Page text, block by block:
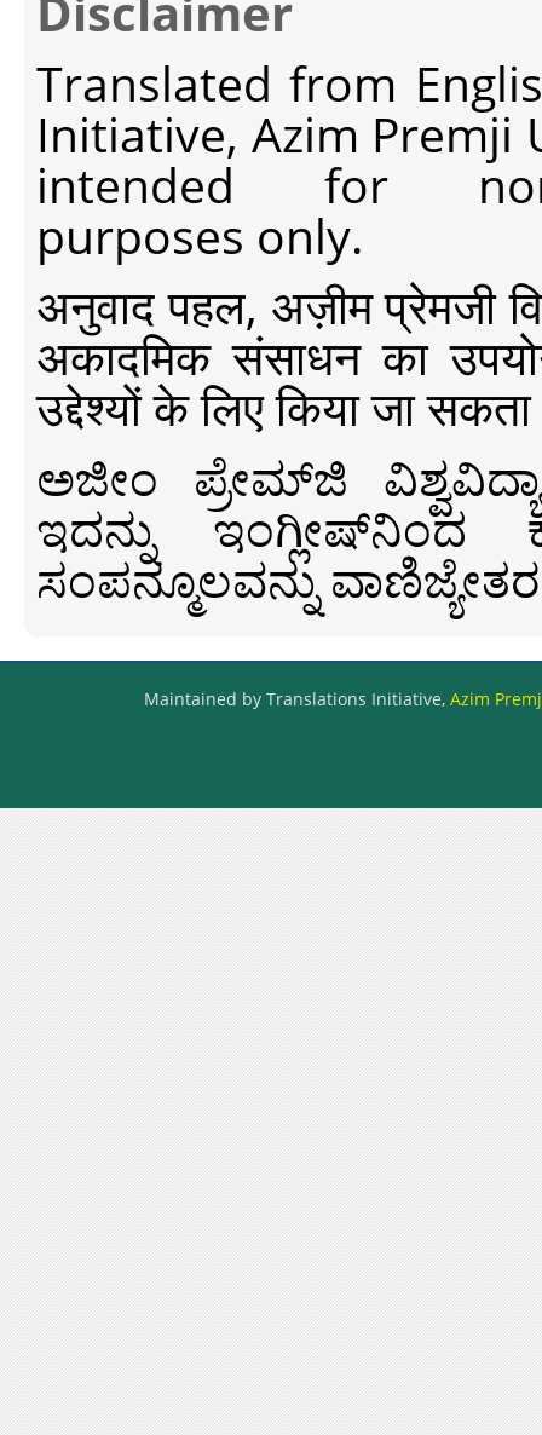
Translated from
Initiative, Azim Premji
intended for non-
purposes only.
अनुवाद पहल, अज़ीम प्रेमजी
अकादमिक संसाधन का
उद्देश्यों के लिए किया जा
ಅಜೀಂ ಪ್ರೇಮ್‍ಜಿ
ಇದನ್ನು ಇಂಗ್ಲೀಷ್‍ನಿಂದ
ಸಂಪನ್ಮೂಲವನ್ನು
Maintained by Translations Initiative, Azim